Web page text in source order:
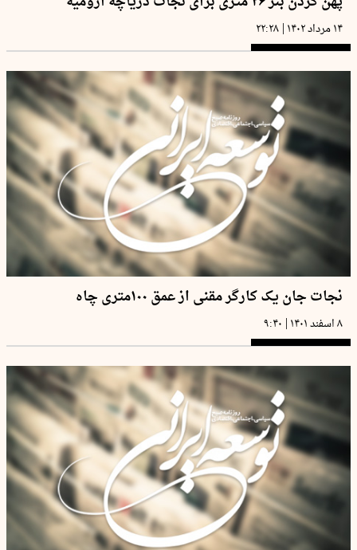
۱۴ مرداد ۱۴۰۲ | ۲۲:۲۸
نجات جان یک کارگر مقنی از عمق ۱۰۰متری چاه
۸ اسفند ۱۴۰۱ | ۹:۴۰